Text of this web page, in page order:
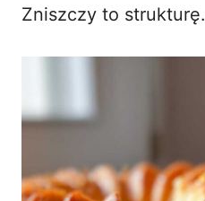
Zniszczy to strukturę.